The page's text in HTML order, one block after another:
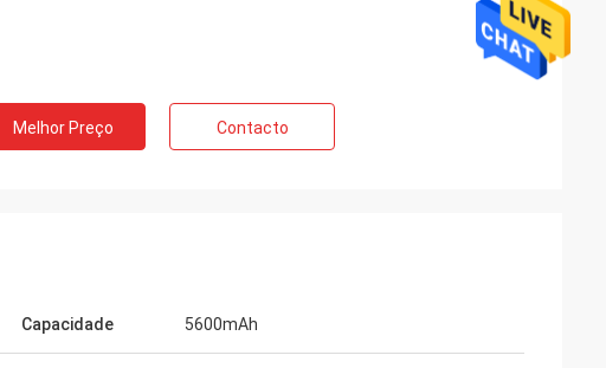
Melhor Preço Contacto
Capacidade 5600mAh